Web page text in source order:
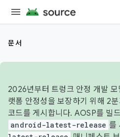
문서
2026년부터 트렁크 안정 개발
랫폼 안정성을 보장하기 위해 2
코드를 게시합니다. AOSP를 빌
android-latest-release 를